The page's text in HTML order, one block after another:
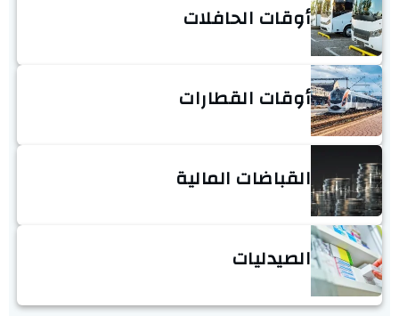
أوقات الحافلات
أوقات القطارات
القباضات المالية
الصيدليات